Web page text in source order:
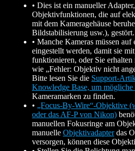
• Dies ist ein manueller
Objektivfunktionen, die auf
mit dem Kameragehäuse
Bildstabilisierung usw.), gestört.
• Manche Kameras müssen auf
eingestellt werden, damit sie
funktionieren, oder Sie
wie „Fehler: Objektiv nicht
Bitte lesen Sie die Support-
Knowledge Base, um mögliche
Kameramarken zu finden.
• „Focus-By-Wire“-Objektive
oder das AF-P von Nikon)
manuellen Fokusringe am
manuelle Objektivadapterdas
versorgen, können diese